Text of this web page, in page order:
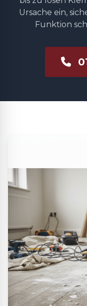
Ursache ein,
Funktion